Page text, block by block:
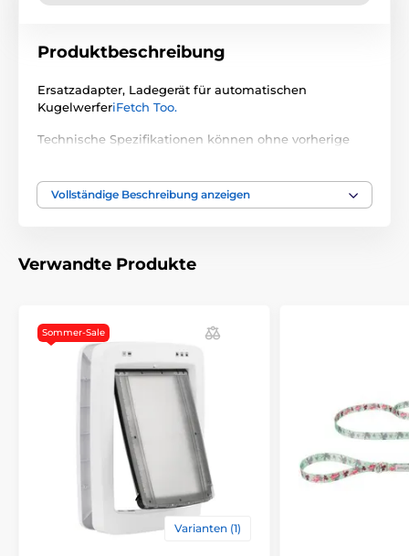
Produktbeschreibung
Ersatzadapter, Ladegerät für automatischen
KugelwerferiFetch Too.
Technische Spezifikationen können ohne vorherige
Vollständige Beschreibung anzeigen
Verwandte Produkte
Sommer-Sale
Varianten (1)